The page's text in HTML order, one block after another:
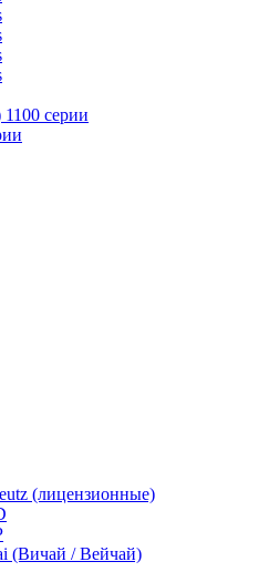
серии
(лицензионные)
(Вичай / Вейчай)